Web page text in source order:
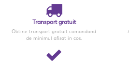
Transport gratuit
Obtine transport gratuit comandand
de minimul afisat in cos.